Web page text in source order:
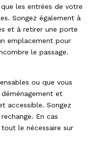
les entrées de votre
Songez également à
et à retirer une porte
emplacement pour
le passage.
ou que vous
et
accessible. Songez
En cas
tout le nécessaire sur